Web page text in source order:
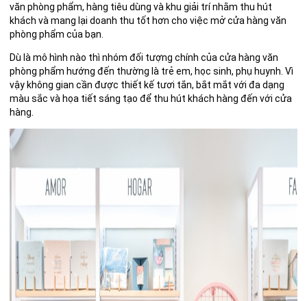
văn phòng phẩm, hàng tiêu dùng và khu giải trí nhằm thu hút
khách và mang lại doanh thu tốt hơn cho việc mở cửa hàng văn
phòng phẩm của bạn.
Dù là mô hình nào thì nhóm đối tượng chính của cửa hàng văn
phòng phẩm hướng đến thường là trẻ em, học sinh, phụ huynh. Vì
vậy không gian cần được thiết kế tươi tắn, bắt mắt với đa dạng
màu sắc và họa tiết sáng tạo để thu hút khách hàng đến với cửa
hàng.